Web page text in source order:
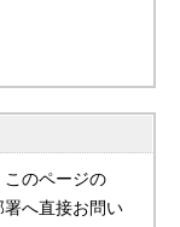
このページの
署へ直接お問い